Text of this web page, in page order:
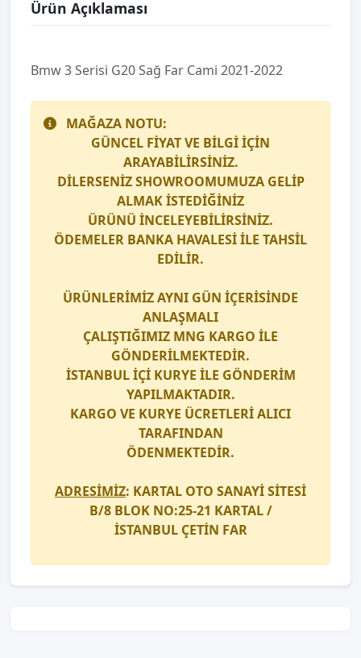
Ürün Açıklaması
Bmw 3 Seri̇si̇ G20 Sağ Far Cami 2021-2022
MAĞAZA NOTU:
GÜNCEL FİYAT VE BİLGİ İÇİN
ARAYABİLİRSİNİZ.
DİLERSENİZ SHOWROOMUMUZA GELİP
ALMAK İSTEDİĞİNİZ
ÜRÜNÜ İNCELEYEBİLİRSİNİZ.
ÖDEMELER BANKA HAVALESİ İLE TAHSİL
EDİLİR.
ÜRÜNLERİMİZ AYNI GÜN İÇERİSİNDE
ANLAŞMALI
ÇALIŞTIĞIMIZ MNG KARGO İLE
GÖNDERİLMEKTEDİR.
İSTANBUL İÇİ KURYE İLE GÖNDERİM
YAPILMAKTADIR.
KARGO VE KURYE ÜCRETLERİ ALICI
TARAFINDAN
ÖDENMEKTEDİR.
ADRESİMİZ: KARTAL OTO SANAYİ SİTESİ
B/8 BLOK NO:25-21 KARTAL /
İSTANBUL ÇETİN FAR